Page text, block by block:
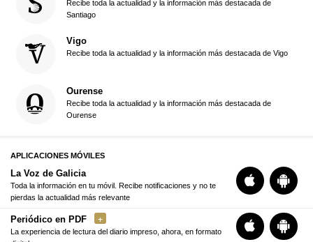
Recibe toda la actualidad y la información más destacada de
Santiago
Vigo
Recibe toda la actualidad y la información más destacada de Vigo
Ourense
Recibe toda la actualidad y la información más destacada de
Ourense
APLICACIONES MÓVILES
La Voz de Galicia
Toda la información en tu móvil. Recibe notificaciones y no te
pierdas la actualidad más relevante
Periódico en PDF
La experiencia de lectura del diario impreso, ahora, en formato